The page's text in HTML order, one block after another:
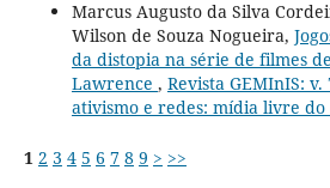
Marcus Augusto da Silva
Wilson de Souza Nogueira,
da distopia na série de filmes
Lawrence , Revista GEMInIS: v.
ativismo e redes: mídia livre do
1 2 3 4 5 6 7 8 9 > >>